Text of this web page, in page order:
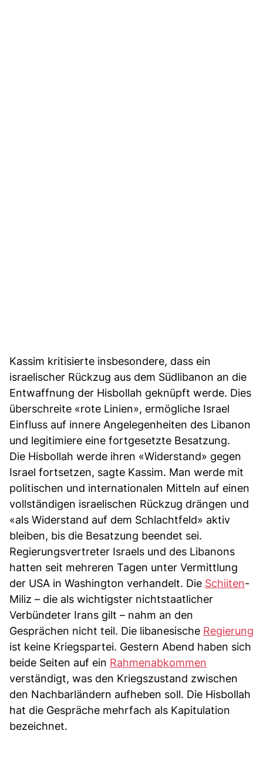
Kassim kritisierte insbesondere, dass ein
israelischer Rückzug aus dem Südlibanon an die
Entwaffnung der Hisbollah geknüpft werde. Dies
überschreite «rote Linien», ermögliche Israel
Einfluss auf innere Angelegenheiten des Libanon
und legitimiere eine fortgesetzte Besatzung.
Die Hisbollah werde ihren «Widerstand» gegen
Israel fortsetzen, sagte Kassim. Man werde mit
politischen und internationalen Mitteln auf einen
vollständigen israelischen Rückzug drängen und
«als Widerstand auf dem Schlachtfeld» aktiv
bleiben, bis die Besatzung beendet sei.
Regierungsvertreter Israels und des Libanons
hatten seit mehreren Tagen unter Vermittlung
der USA in Washington verhandelt. Die Schiiten-
Miliz – die als wichtigster nichtstaatlicher
Verbündeter Irans gilt – nahm an den
Gesprächen nicht teil. Die libanesische Regierung
ist keine Kriegspartei. Gestern Abend haben sich
beide Seiten auf ein Rahmenabkommen
verständigt, was den Kriegszustand zwischen
den Nachbarländern aufheben soll. Die Hisbollah
hat die Gespräche mehrfach als Kapitulation
bezeichnet.